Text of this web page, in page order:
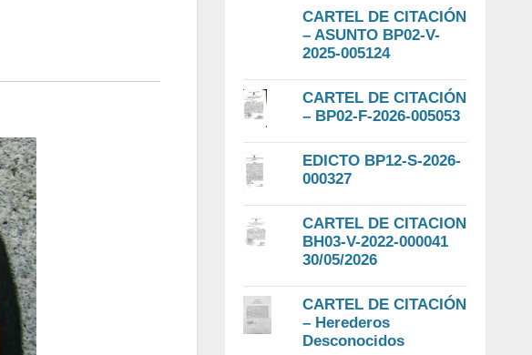
CARTEL DE CITACIÓN
– ASUNTO BP02-V-
2025-005124
CARTEL DE CITACIÓN
– BP02-F-2026-005053
EDICTO BP12-S-2026-
000327
CARTEL DE CITACION
BH03-V-2022-000041
30/05/2026
CARTEL DE CITACIÓN
– Herederos
Desconocidos